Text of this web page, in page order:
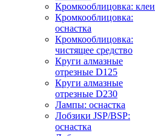
Кромкооблицовка: клеи
Кромкооблицовка:
оснастка
Кромкооблицовка:
чистящее средство
Круги алмазные
отрезные D125
Круги алмазные
отрезные D230
Лампы: оснастка
Лобзики JSP/BSP:
оснастка